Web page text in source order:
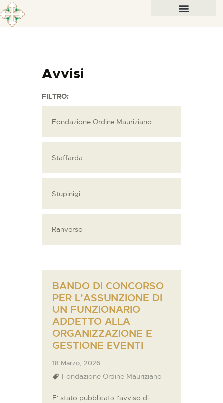
Avvisi
FILTRO:
Fondazione Ordine Mauriziano
Staffarda
Stupinigi
Ranverso
BANDO DI CONCORSO
PER L’ASSUNZIONE DI
UN FUNZIONARIO
ADDETTO ALLA
ORGANIZZAZIONE E
GESTIONE EVENTI
18 Marzo, 2026
Fondazione Ordine Mauriziano
E' stato pubblicato l'avviso di